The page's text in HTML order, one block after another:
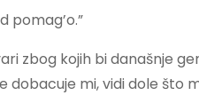
pomag’o.”
zbog kojih bi današnje
dobacuje mi, vidi dole što